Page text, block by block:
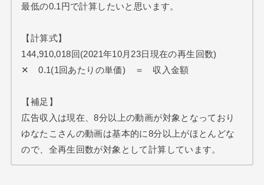
最低の0.1円で計算したいと思います。
【計算式】
144,910,018回(2021年10月23日現在の再生回数)
✕ 0.1(1回あたりの単価) ＝ 収入金額
【補足】
広告収入は現在、8分以上の動画が対象となっており
ゆなたこさんの動画は基本的に8分以上がほとんどな
ので、全再生回数が対象として計算しています。